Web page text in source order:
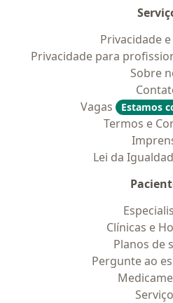
Privacidade
Privacidade para
Sobre
Vagas
Estamos
Termos e
Lei da
Clínicas e
Planos de
Pergunte ao